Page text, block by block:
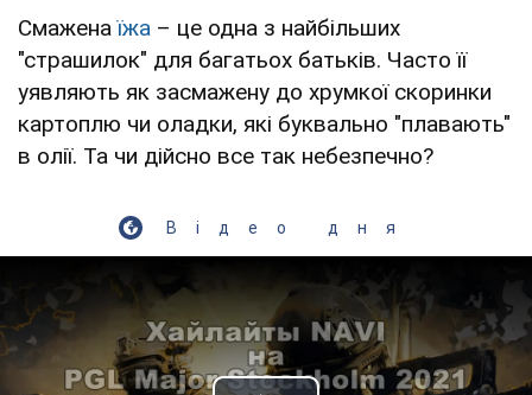
Смаженаїжа – це одна з найбільших
"страшилок" для багатьох батьків. Часто її
уявляють як засмажену до хрумкої скоринки
картоплю чи оладки, які буквально "плавають"
в олії. Та чи дійсно все так небезпечно?
Відео дня